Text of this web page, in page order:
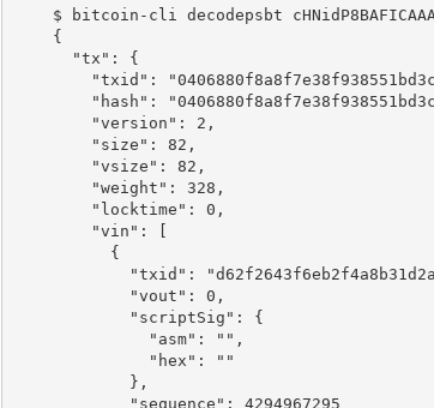
$ bitcoin-cli decodepsbt
    {
      "tx": {
"txid":
"hash":
        "version": 2,
        "size": 82,
        "vsize": 82,
        "weight": 328,
        "locktime": 0,
        "vin": [
          {
"txid":
            "vout": 0,
            "scriptSig": {
              "asm": "",
              "hex": ""
            },
            "sequence": 4294967295